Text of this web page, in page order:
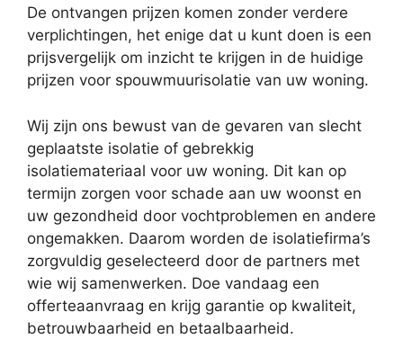
De ontvangen prijzen komen zonder verdere
verplichtingen, het enige dat u kunt doen is een
prijsvergelijk om inzicht te krijgen in de huidige
prijzen voor spouwmuurisolatie van uw woning.
Wij zijn ons bewust van de gevaren van slecht
geplaatste isolatie of gebrekkig
isolatiemateriaal voor uw woning. Dit kan op
termijn zorgen voor schade aan uw woonst en
uw gezondheid door vochtproblemen en andere
ongemakken. Daarom worden de isolatiefirma’s
zorgvuldig geselecteerd door de partners met
wie wij samenwerken. Doe vandaag een
offerteaanvraag en krijg garantie op kwaliteit,
betrouwbaarheid en betaalbaarheid.